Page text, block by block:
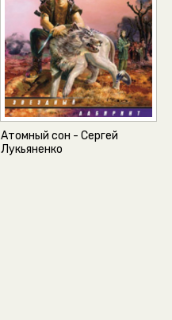
Атомный сон - Сергей
Лукьяненко